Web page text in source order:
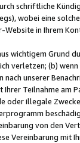
schriftliche
wobei eine
Website in Ihrem
wichtigem Grund
verletzen; (b)
unserer
Teilnahme am
illegale
von den
Vereinbarung mit